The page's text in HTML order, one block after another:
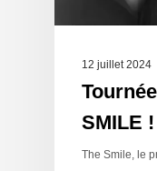
12 juillet 2024
SMILE !
The Smile, le